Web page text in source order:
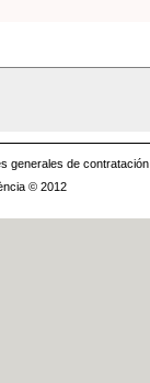
generales de contratación
© 2012